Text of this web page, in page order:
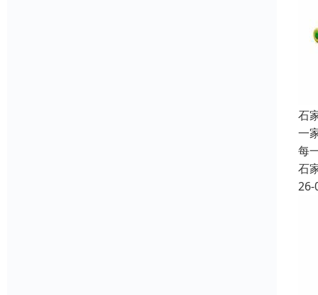
石
一
每
石
26-